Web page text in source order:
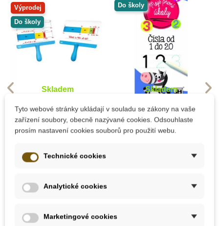
Výprodej
Do školy
Skladem
Learning Resources
Procenta -
záznamové tabulky
699 Kč1 165 Kč
Do školy
Skladem
JIRI MODELS Moje
první úkoly - Čísla 1-
20
-10% -10%
-10% -10%
-10% -10%
-10% -10%
Tyto webové stránky ukládají v souladu se zákony na vaše
zařízení soubory, obecně nazývané cookies. Odsouhlaste
prosím nastavení cookies souborů pro použití webu.
Technické cookies
Analytické cookies
Marketingové cookies